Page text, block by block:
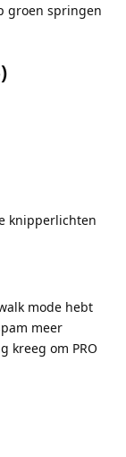
groen springen
knipperlichten
mode hebt
meer
kreeg om PRO